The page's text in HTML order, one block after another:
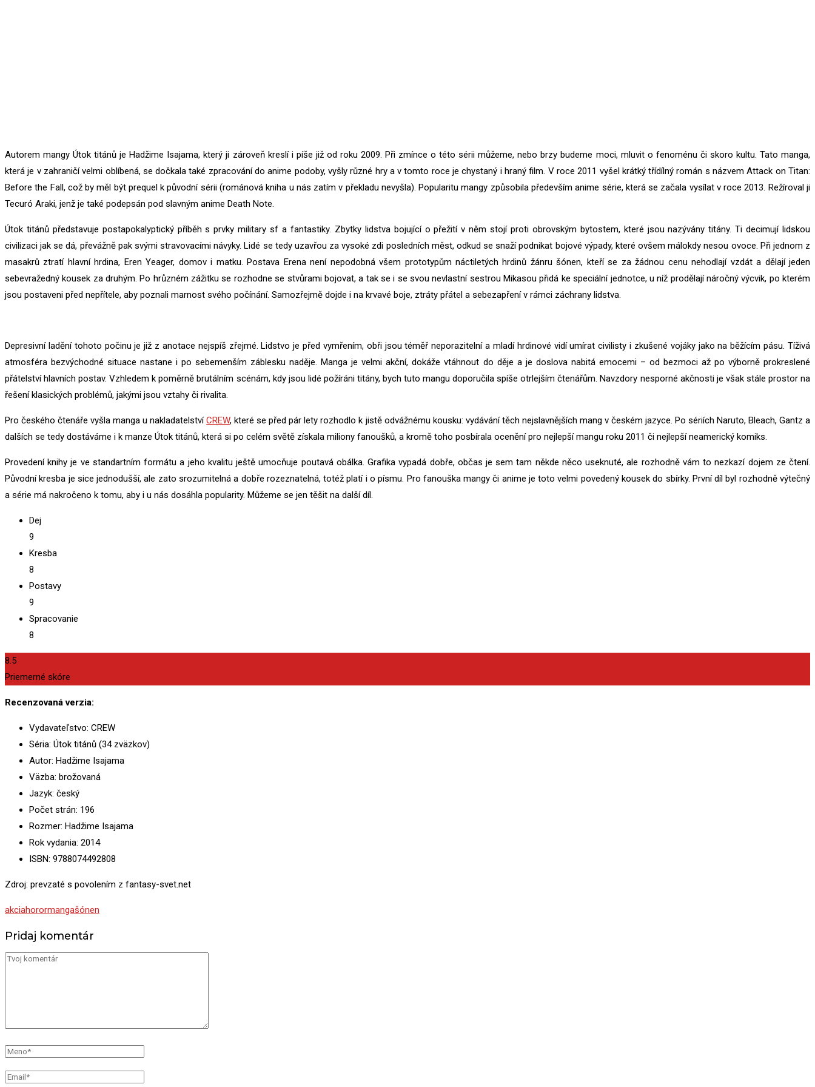
Autorem mangy Útok titánů je Hadžime Isajama, který ji zároveň kreslí i píše již od roku 2009. Při zmínce o této sérii můžeme, nebo brzy budeme moci, mluvit o fenoménu či skoro kultu. Tato manga,
která je v zahraničí velmi oblíbená, se dočkala také zpracování do anime podoby, vyšly různé hry a v tomto roce je chystaný i hraný film. V roce 2011 vyšel krátký třídílný román s názvem Attack on Titan:
Before the Fall, což by měl být prequel k původní sérii (románová kniha u nás zatím v překladu nevyšla). Popularitu mangy způsobila především anime série, která se začala vysílat v roce 2013. Režíroval ji
Tecuró Araki, jenž je také podepsán pod slavným anime Death Note.
Útok titánů představuje postapokalyptický příběh s prvky military sf a fantastiky. Zbytky lidstva bojující o přežití v něm stojí proti obrovským bytostem, které jsou nazývány titány. Ti decimují lidskou
civilizaci jak se dá, převážně pak svými stravovacími návyky. Lidé se tedy uzavřou za vysoké zdi posledních měst, odkud se snaží podnikat bojové výpady, které ovšem málokdy nesou ovoce. Při jednom z
masakrů ztratí hlavní hrdina, Eren Yeager, domov i matku. Postava Erena není nepodobná všem prototypům náctiletých hrdinů žánru šónen, kteří se za žádnou cenu nehodlají vzdát a dělají jeden
sebevražedný kousek za druhým. Po hrůzném zážitku se rozhodne se stvůrami bojovat, a tak se i se svou nevlastní sestrou Mikasou přidá ke speciální jednotce, u níž prodělají náročný výcvik, po kterém
jsou postaveni před nepřítele, aby poznali marnost svého počínání. Samozřejmě dojde i na krvavé boje, ztráty přátel a sebezapření v rámci záchrany lidstva.
Depresivní ladění tohoto počinu je již z anotace nejspíš zřejmé. Lidstvo je před vymřením, obři jsou téměř neporazitelní a mladí hrdinové vidí umírat civilisty i zkušené vojáky jako na běžícím pásu. Tíživá
atmosféra bezvýchodné situace nastane i po sebemenším záblesku naděje. Manga je velmi akční, dokáže vtáhnout do děje a je doslova nabitá emocemi – od bezmoci až po výborně prokreslené
přátelství hlavních postav. Vzhledem k poměrně brutálním scénám, kdy jsou lidé požíráni titány, bych tuto mangu doporučila spíše otrlejším čtenářům. Navzdory nesporné akčnosti je však stále prostor na
řešení klasických problémů, jakými jsou vztahy či rivalita.
Pro českého čtenáře vyšla manga u nakladatelstvíCREW, které se před pár lety rozhodlo k jistě odvážnému kousku: vydávání těch nejslavnějších mang v českém jazyce. Po sériích Naruto, Bleach, Gantz a
dalších se tedy dostáváme i k manze Útok titánů, která si po celém světě získala miliony fanoušků, a kromě toho posbírala ocenění pro nejlepší mangu roku 2011 či nejlepší neamerický komiks.
Provedení knihy je ve standartním formátu a jeho kvalitu ještě umocňuje poutavá obálka. Grafika vypadá dobře, občas je sem tam někde něco useknuté, ale rozhodně vám to nezkazí dojem ze čtení.
Původní kresba je sice jednodušší, ale zato srozumitelná a dobře rozeznatelná, totéž platí i o písmu. Pro fanouška mangy či anime je toto velmi povedený kousek do sbírky. První díl byl rozhodně výtečný
a série má nakročeno k tomu, aby i u nás dosáhla popularity. Můžeme se jen těšit na další díl.
Dej
9
Kresba
8
Postavy
9
Spracovanie
8
8.5
Priemerné skóre
Recenzovaná verzia:
Vydavateľstvo: CREW
Séria: Útok titánů (34 zväzkov)
Autor: Hadžime Isajama
Väzba: brožovaná
Jazyk: český
Počet strán: 196
Rozmer: Hadžime Isajama
Rok vydania: 2014
ISBN: 9788074492808
Zdroj: prevzaté s povolením z fantasy-svet.net
akciahorormangašónen
Pridaj komentár